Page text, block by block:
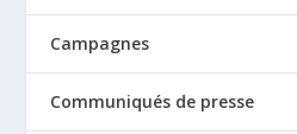
Campagnes
Communiqués de presse